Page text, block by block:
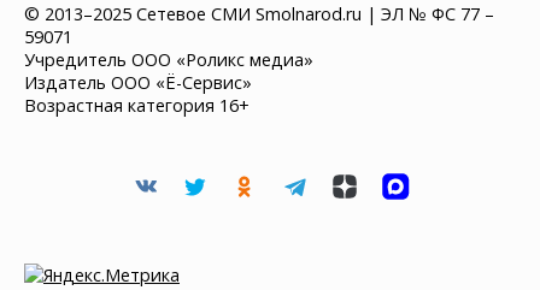
© 2013–2025 Сетевое СМИ Smolnarod.ru | ЭЛ № ФС 77 –
59071
Учредитель ООО «Роликс медиа»
Издатель ООО «Ё-Сервис»
Возрастная категория 16+